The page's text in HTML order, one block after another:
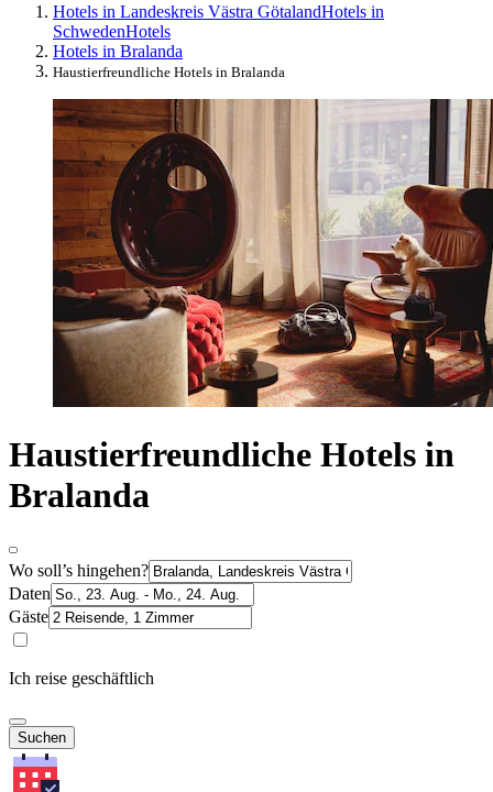
Hotels in Landeskreis Västra GötalandHotels in
SchwedenHotels
Hotels in Bralanda
Haustierfreundliche Hotels in Bralanda
Haustierfreundliche Hotels in
Bralanda
Wo soll’s hingehen?
Daten
Gäste
Ich reise geschäftlich
Suchen